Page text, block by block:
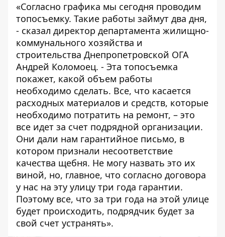
«Согласно графика мы сегодня проводим
топосъемку. Такие работы займут два дня,
- сказал директор департамента жилищно-
коммунального хозяйства и
строительства Днепропетровской ОГА
Андрей Коломоец. - Эта топосъемка
покажет, какой объем работы
необходимо сделать. Все, что касается
расходных материалов и средств, которые
необходимо потратить на ремонт, – это
все идет за счет подрядной организации.
Они дали нам гарантийное письмо, в
котором признали несоответствие
качества щебня. Не могу назвать это их
виной, но, главное, что согласно договора
у нас на эту улицу три года гарантии.
Поэтому все, что за три года на этой улице
будет происходить, подрядчик будет за
свой счет устранять».